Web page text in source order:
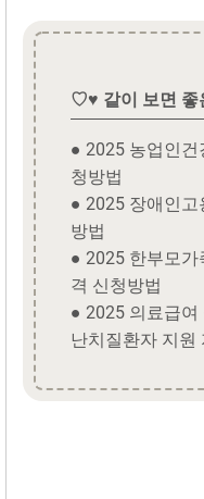
♡♥ 같이 보면 좋
● 2025 농업인건
청방법
● 2025 장애인고
방법
● 2025 한부모
격 신청방법
● 2025 의료급여
난치질환자 지원